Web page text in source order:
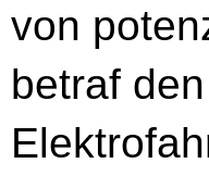
von
betraf